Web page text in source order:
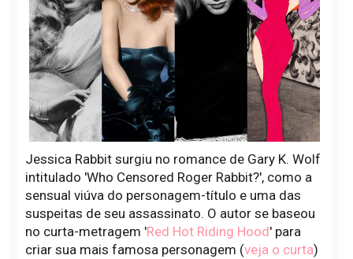
Jessica Rabbit surgiu no romance de Gary K. Wolf
intitulado 'Who Censored Roger Rabbit?', como a
sensual viúva do personagem-título e uma das
suspeitas de seu assassinato. O autor se baseou
no curta-metragem 'Red Hot Riding Hood' para
criar sua mais famosa personagem (veja o curta)